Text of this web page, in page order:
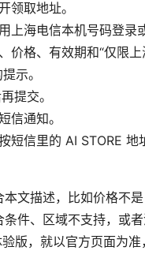
领取地址。
上海电信本机号码登录
价格、有效期和“仅限上
示。
提交。
信通知。
短信里的 AI STORE 地
本文描述，比如价格不
条件、区域不支持，或
版，就以官方页面为准